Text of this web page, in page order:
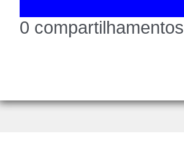
0 compartilhamentos